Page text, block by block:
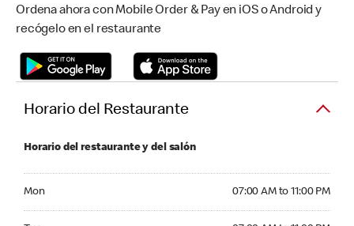
Ordena ahora con Mobile Order & Pay en iOS o Android y
recógelo en el restaurante
Horario del Restaurante
Horario del restaurante y del salón
Mon 07:00 AM to 11:00 PM